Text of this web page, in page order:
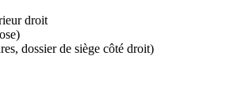
droit
dossier de siège côté droit)